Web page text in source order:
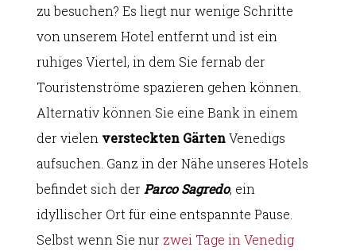
zu besuchen? Es liegt nur wenige Schritte
von unserem Hotel entfernt und ist ein
ruhiges Viertel, in dem Sie fernab der
Touristenströme spazieren gehen können.
Alternativ können Sie eine Bank in einem
der vielen versteckten GärtenVenedigs
aufsuchen. Ganz in der Nähe unseres Hotels
befindet sich der Parco Sagredo, ein
idyllischer Ort für eine entspannte Pause.
Selbst wenn Sie nurzwei Tage in Venedig